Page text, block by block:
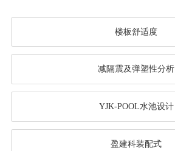
楼板舒适度
减隔震及弹塑性分析
YJK-POOL水池设计
盈建科装配式